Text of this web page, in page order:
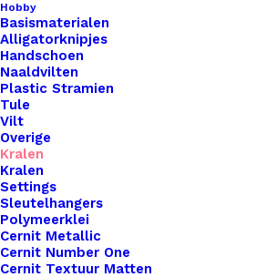
Hobby
Basismaterialen
Alligatorknipjes
Handschoen
Naaldvilten
Plastic Stramien
Tule
Vilt
Overige
Kralen
Kralen
Settings
Sleutelhangers
Polymeerklei
Cernit Metallic
Cernit Number One
Cernit Textuur Matten